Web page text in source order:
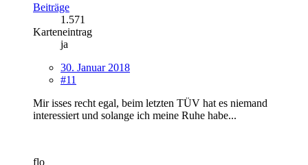
Beiträge
1.571
Karteneintrag
ja
30. Januar 2018
#11
Mir isses recht egal, beim letzten TÜV hat es niemand
interessiert und solange ich meine Ruhe habe...
flo